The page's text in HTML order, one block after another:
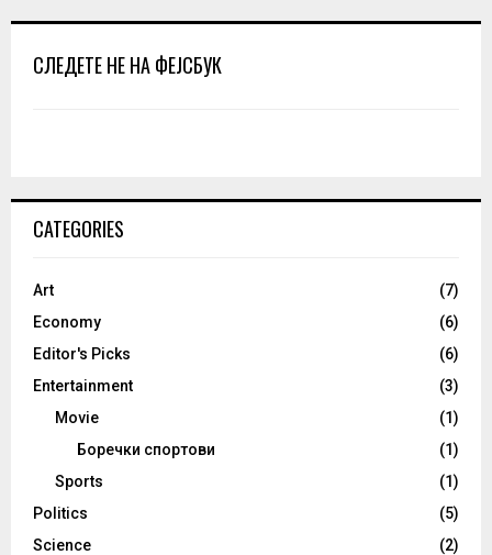
СЛЕДЕТЕ НЕ НА ФЕЈСБУК
CATEGORIES
Art
(7)
Economy
(6)
Editor's Picks
(6)
Entertainment
(3)
Movie
(1)
Боречки спортови
(1)
Sports
(1)
Politics
(5)
Science
(2)